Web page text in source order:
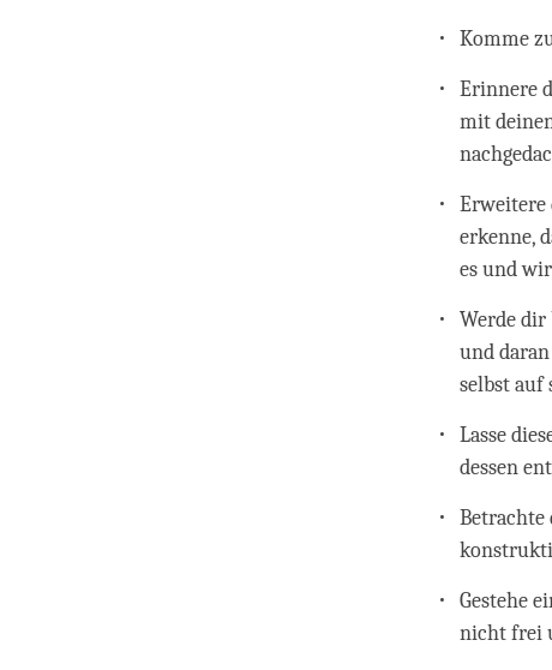
Komme
Erinnere
mit
Erweitere
erkenne,
es und
Werde
und
selbst auf
Lasse
dessen
Betrachte
Gestehe
nicht frei